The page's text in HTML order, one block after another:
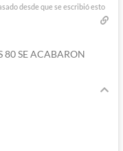
desde que se escribió esto
80 SE ACABARON